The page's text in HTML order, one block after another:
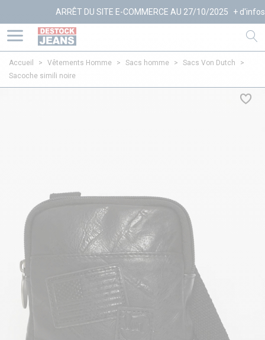
ARRÊT DU SITE E-COMMERCE AU 27/10/2025 + d'infos
Accueil > Vêtements Homme > Sacs homme > Sacs Von Dutch
>
Sacoche simili noire